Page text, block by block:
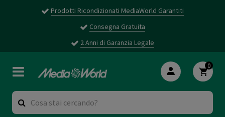
Prodotti Ricondizionati MediaWorld Garantiti
Consegna Gratuita
2 Anni di Garanzia Legale
0